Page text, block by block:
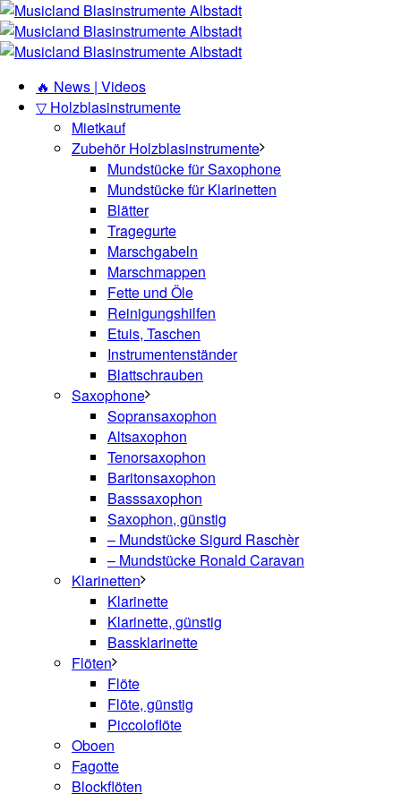
🔥 News | Videos
▽ Holzblasinstrumente
Mietkauf
Zubehör Holzblasinstrumente
Mundstücke für Saxophone
Mundstücke für Klarinetten
Blätter
Tragegurte
Marschgabeln
Marschmappen
Fette und Öle
Reinigungshilfen
Etuis, Taschen
Instrumentenständer
Blattschrauben
Saxophone
Sopransaxophon
Altsaxophon
Tenorsaxophon
Baritonsaxophon
Basssaxophon
Saxophon, günstig
– Mundstücke Sigurd Raschèr
– Mundstücke Ronald Caravan
Klarinetten
Klarinette
Klarinette, günstig
Bassklarinette
Flöten
Flöte
Flöte, günstig
Piccoloflöte
Oboen
Fagotte
Blockflöten